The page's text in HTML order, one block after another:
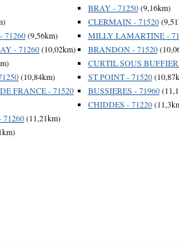
71260(9,56km)
- 71260(10,02km)
(10,84km)
FRANCE - 71520
(11,21km)
BRAY - 71250(9,16km)
CLERMAIN - 71520
MILLY LAMARTINE -
BRANDON - 71520
CURTIL SOUS
ST POINT - 71520
BUSSIERES - 71960
CHIDDES - 71220